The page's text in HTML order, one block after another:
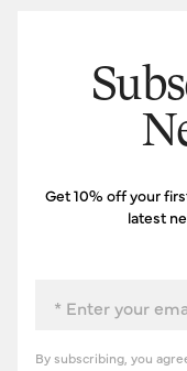
Get 10% off your
latest
By subscribing, you